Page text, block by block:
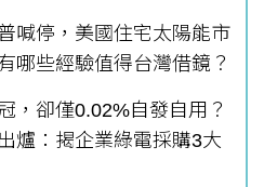
喊停，美國住宅太陽能市
哪些經驗值得台灣借鏡？
，卻僅0.02%自發自用？
爐：揭企業綠電採購3大